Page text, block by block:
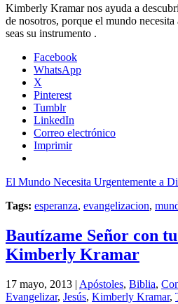
Kimberly Kramar nos ayuda a
de nosotros, porque el mundo
seas su instrumento .
Facebook
WhatsApp
X
Pinterest
Tumblr
LinkedIn
Correo electrónico
Imprimir
El Mundo Necesita Urgentemente a
Tags: esperanza, evangelizacion,
Bautízame Señor con
Kimberly Kramar
17 mayo, 2013 | Apóstoles, Biblia,
Evangelizar, Jesús, Kimberly Kramar,